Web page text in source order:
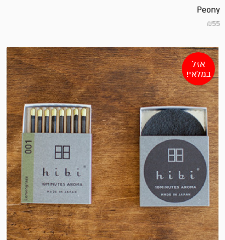
Peony
₪55
אזל
במלאי!